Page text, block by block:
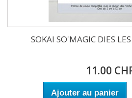
SOKAI SO'MAGIC DIES
11.00
Ajouter au panier